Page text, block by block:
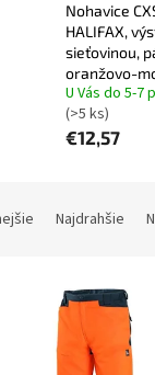
Nohavice
HALIFAX,
sieťovinou,
oranžovo-
U Vás do 5-7
(>5 ks)
€12,57
Najdrahšie